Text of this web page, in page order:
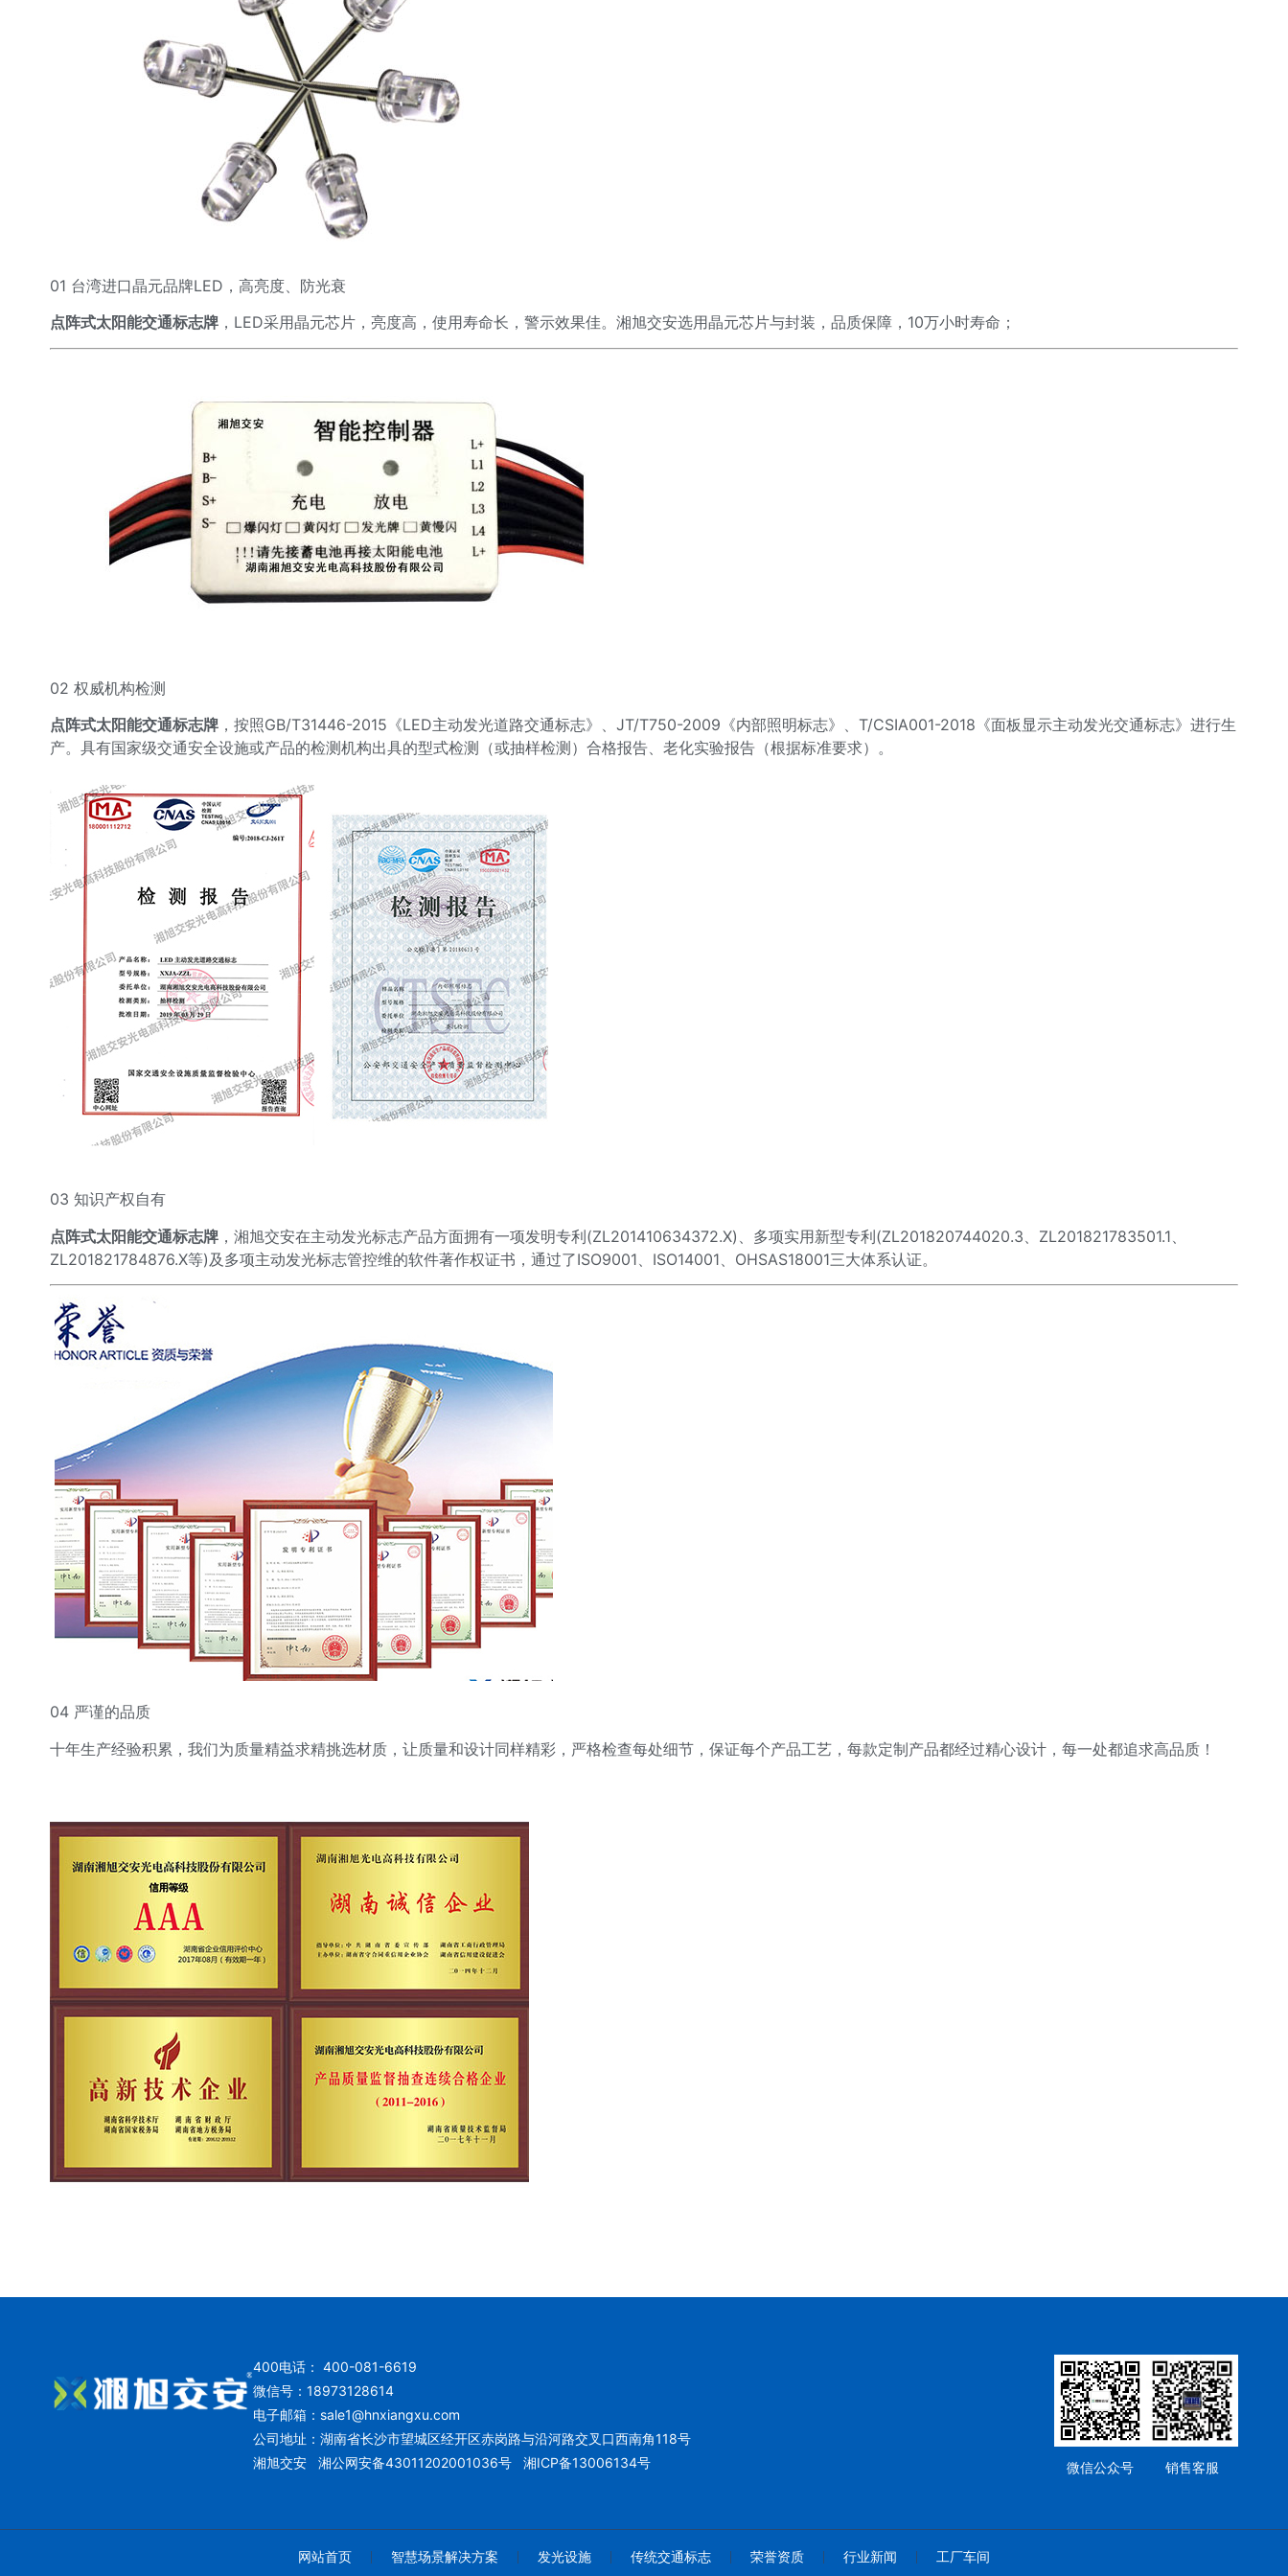
01 台湾进口晶元品牌LED，高亮度、防光衰
点阵式太阳能交通标志牌 ， LED采用晶元芯片，亮度高，使用寿命长，警示效果佳。湘旭交安选用晶元芯片与封装，品质保障，10万小时寿命；
02 权威机构检测
点阵式太阳能交通标志牌 ，按照GB/T31446-2015《LED主动发光道路交通标志》、JT/T750-2009《内部照明标志》、T/CSIA001-2018《面板显示主动发光交通标志》进行生
产。具有国家级交通安全设施或产品的检测机构出具的型式检测（或抽样检测）合格报告、老化实验报告（根据标准要求）。
03 知识产权自有
点阵式太阳能交通标志牌 ，湘旭交安在主动发光标志产品方面拥有一项发明专利(ZL201410634372.X)、多项实用新型专利(ZL201820744020.3、ZL201821783501.1、
ZL201821784876.X等)及多项主动发光标志管控维的软件著作权证书，通过了ISO9001、ISO14001、OHSAS18001三大体系认证。
04 严谨的品质
十年生产经验积累，我们为质量精益求精挑选材质，让质量和设计同样精彩，严格检查每处细节，保证每个产品工艺，每款定制产品都经过精心设计，每一处都追求高品质！
400电话： 400-081-6619
微信号：18973128614
电子邮箱： sale1@hnxiangxu.com
公司地址：湖南省长沙市望城区经开区赤岗路与沿河路交叉口西南角118号
湘旭交安 湘公网安备43011202001036号 湘ICP备13006134号 微信公众号 销售客服
网站首页 智慧场景解决方案 发光设施 传统交通标志 荣誉资质 行业新闻 工厂车间